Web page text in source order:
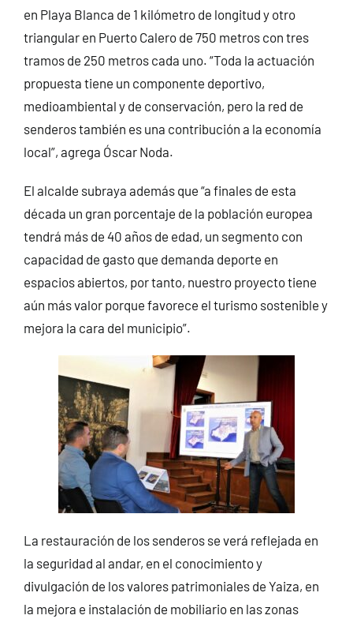
en Playa Blanca de 1 kilómetro de longitud y otro
triangular en Puerto Calero de 750 metros con tres
tramos de 250 metros cada uno. “Toda la actuación
propuesta tiene un componente deportivo,
medioambiental y de conservación, pero la red de
senderos también es una contribución a la economía
local”, agrega Óscar Noda.
El alcalde subraya además que “a finales de esta
década un gran porcentaje de la población europea
tendrá más de 40 años de edad, un segmento con
capacidad de gasto que demanda deporte en
espacios abiertos, por tanto, nuestro proyecto tiene
aún más valor porque favorece el turismo sostenible y
mejora la cara del municipio”.
La restauración de los senderos se verá reflejada en
la seguridad al andar, en el conocimiento y
divulgación de los valores patrimoniales de Yaiza, en
la mejora e instalación de mobiliario en las zonas